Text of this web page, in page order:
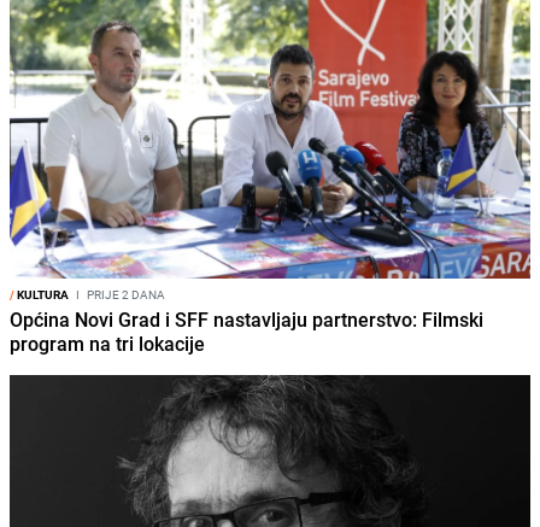
/KULTURA I PRIJE 2 DANA
Općina Novi Grad i SFF nastavljaju partnerstvo: Filmski
program na tri lokacije